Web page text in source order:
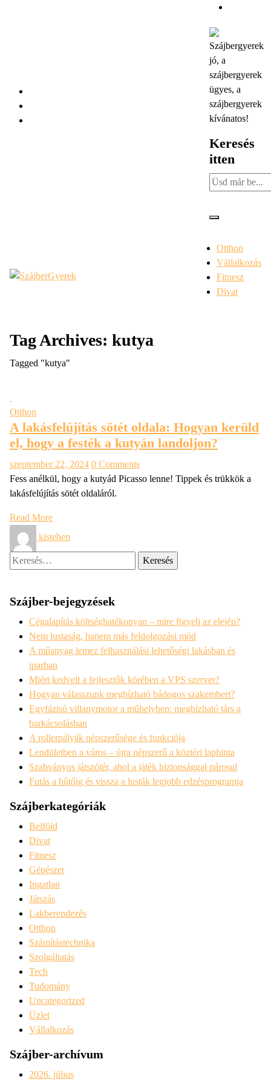
Szájbergyerek
jó, a
szájbergyerek
ügyes, a
szájbergyerek
kívánatos!
Keresés
itten
Otthon
Vállalkozás
Fitnesz
Divat
Tag Archives: kutya
Tagged "kutya"
Otthon
A lakásfelújítás sötét oldala: Hogyan kerüld
el, hogy a festék a kutyán landoljon?
szeptember 22, 2024 0 Comments
Fess anélkül, hogy a kutyád Picasso lenne! Tippek és trükkök a
lakásfelújítás sötét oldaláról.
Read More
kistehen
Keresés:
Szájber-bejegyzések
Cégalapítás költséghatékonyan – mire figyelj az elején?
Nem lustaság, hanem más feldolgozási mód
A műanyag lemez felhasználási lehetőségi lakásban és
iparban
Miért kedvelt a fejlesztők körében a VPS szerver?
Hogyan válasszunk megbízható bádogos szakembert?
Egyfázisú villanymotor a műhelyben: megbízható társ a
barkácsolásban
A rollerpályák népszerűsége és funkciója
Lendületben a város – újra népszerű a köztéri laphinta
Szabványos játszótér, ahol a játék biztonsággal párosul
Futás a hűtőig és vissza a lusták legjobb edzésprogramja
Szájberkategóriák
Belföld
Divat
Fitnesz
Gépészet
Ingatlan
Játszás
Lakberendezés
Otthon
Számítástechnika
Szolgáltatás
Tech
Tudomány
Uncategorized
Üzlet
Vállalkozás
Szájber-archívum
2026. július